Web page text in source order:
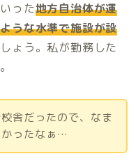
った地方自治体が運
うな水準で施設が設
ょう。私が勤務した
舎だったので、なま
ったなぁ…